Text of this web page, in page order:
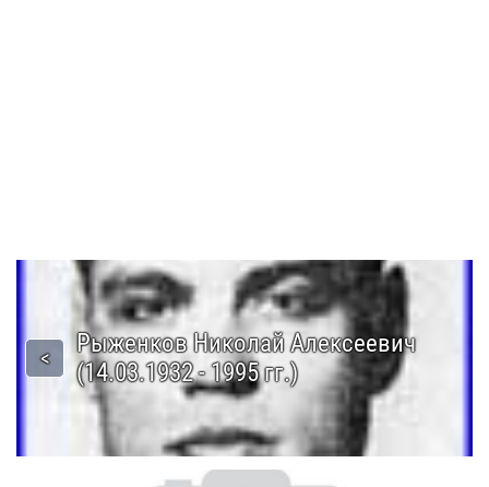
Рыженков Николай Алексеевич
(14.03.1932 - 1995 гг.)